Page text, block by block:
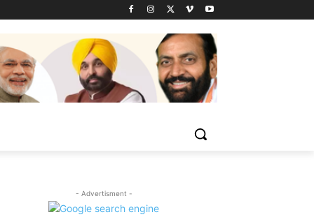
- Advertisment -